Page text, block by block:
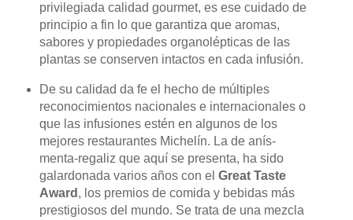
privilegiada calidad gourmet, es ese cuidado de
principio a fin lo que garantiza que aromas,
sabores y propiedades organolépticas de las
plantas se conserven intactos en cada infusión.
De su calidad da fe el hecho de múltiples
reconocimientos nacionales e internacionales o
que las infusiones estén en algunos de los
mejores restaurantes Michelín. La de anís-
menta-regaliz que aquí se presenta, ha sido
galardonada varios años con el Great Taste
Award , los premios de comida y bebidas más
prestigiosos del mundo. Se trata de una mezcla